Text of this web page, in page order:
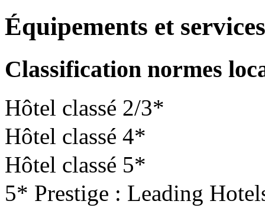
Équipements et
Classification normes
Hôtel classé 2/3*
Hôtel classé 4*
Hôtel classé 5*
5* Prestige : Leading